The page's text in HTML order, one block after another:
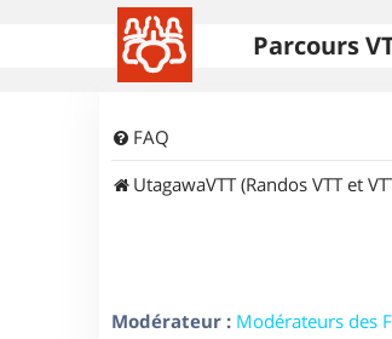
Parcours
FAQ
UtagawaVTT (Randos VTT et
Modérateur : Modérateurs des